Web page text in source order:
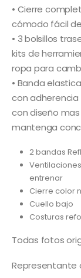
• Cierre
cómodo fácil
• 3 bolsillos
kits de
ropa para
• Banda
con
con diseño
mantenga
2 bandas
entrenar
Cierre color
Cuello bajo
Costuras
Todas fotos
Representante